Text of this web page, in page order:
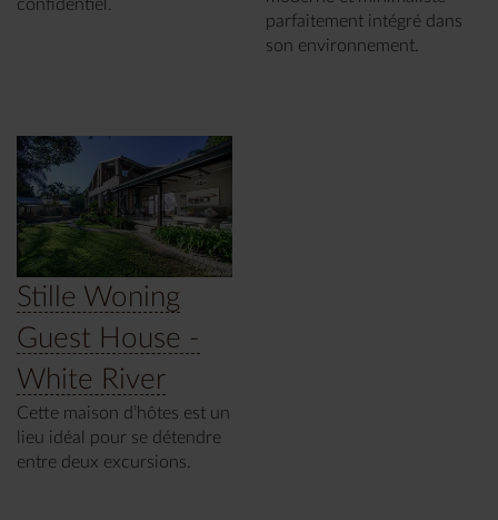
confidentiel.
parfaitement intégré dans
son environnement.
Stille Woning
Guest House -
White River
Cette maison d’hôtes est un
lieu idéal pour se détendre
entre deux excursions.